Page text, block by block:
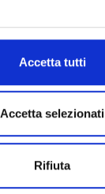
Accetta tutti
Accetta selezionati
Rifiuta